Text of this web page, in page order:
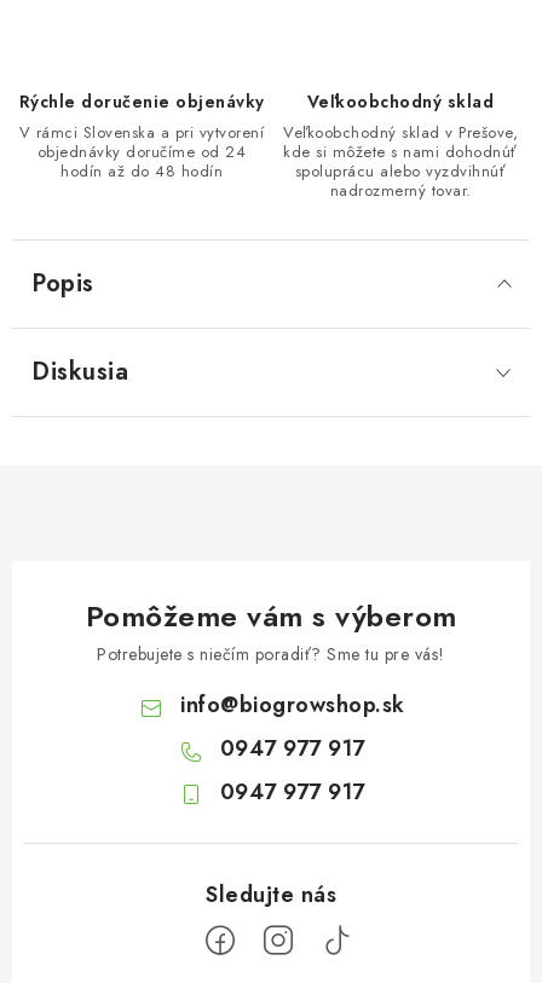
Rýchle doručenie objenávky
V rámci Slovenska a pri vytvorení
objednávky doručíme od 24
hodín až do 48 hodín
Veľkoobchodný sklad
Veľkoobchodný sklad v Prešove,
kde si môžete s nami dohodnúť
spoluprácu alebo vyzdvihnúť
nadrozmerný tovar.
Popis
Diskusia
Pomôžeme vám s výberom
Potrebujete s niečím poradiť? Sme tu pre vás!
info@biogrowshop.sk
0947 977 917
0947 977 917